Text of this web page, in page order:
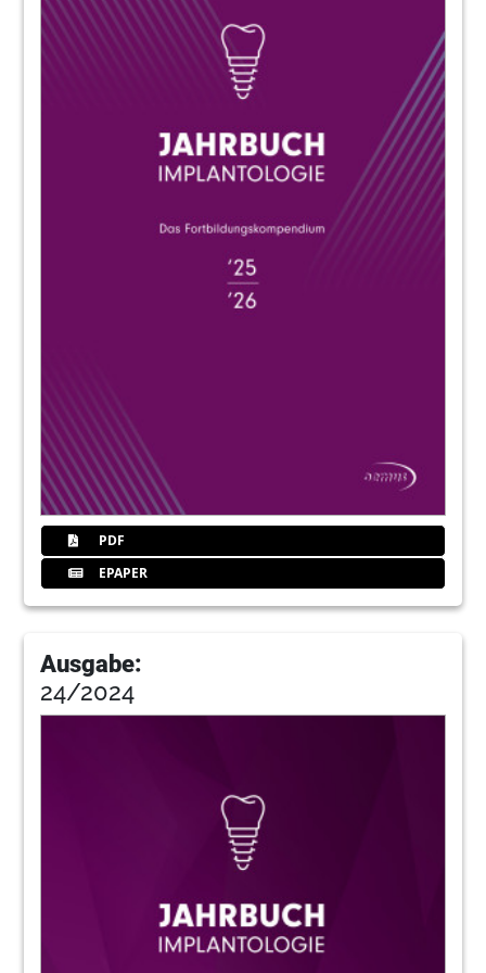
Minimalinvasive Implantologie – Ein
Überblick und Erfahrungsbericht
Jiaoshou (Prof. Shandong University, China) Dr.
med. Frank Liebaug, Dr. med. dent. Ning Wu
Risiken, Fehler und Komplikationen
Priv.-Doz. Dr. Dr. Steffen G. Köhler
Schwindelerscheinungen nach -
knochenbearbeitenden Eingriffen
36 Mögliche Wege zum Bioengineering von
Zahnkeimen
Prof. Dr. Dr. Karl Günter Wiese
39Diagnostik und Planung
Redaktion
PDF
EPAPER
Ausgabe:
24/2024